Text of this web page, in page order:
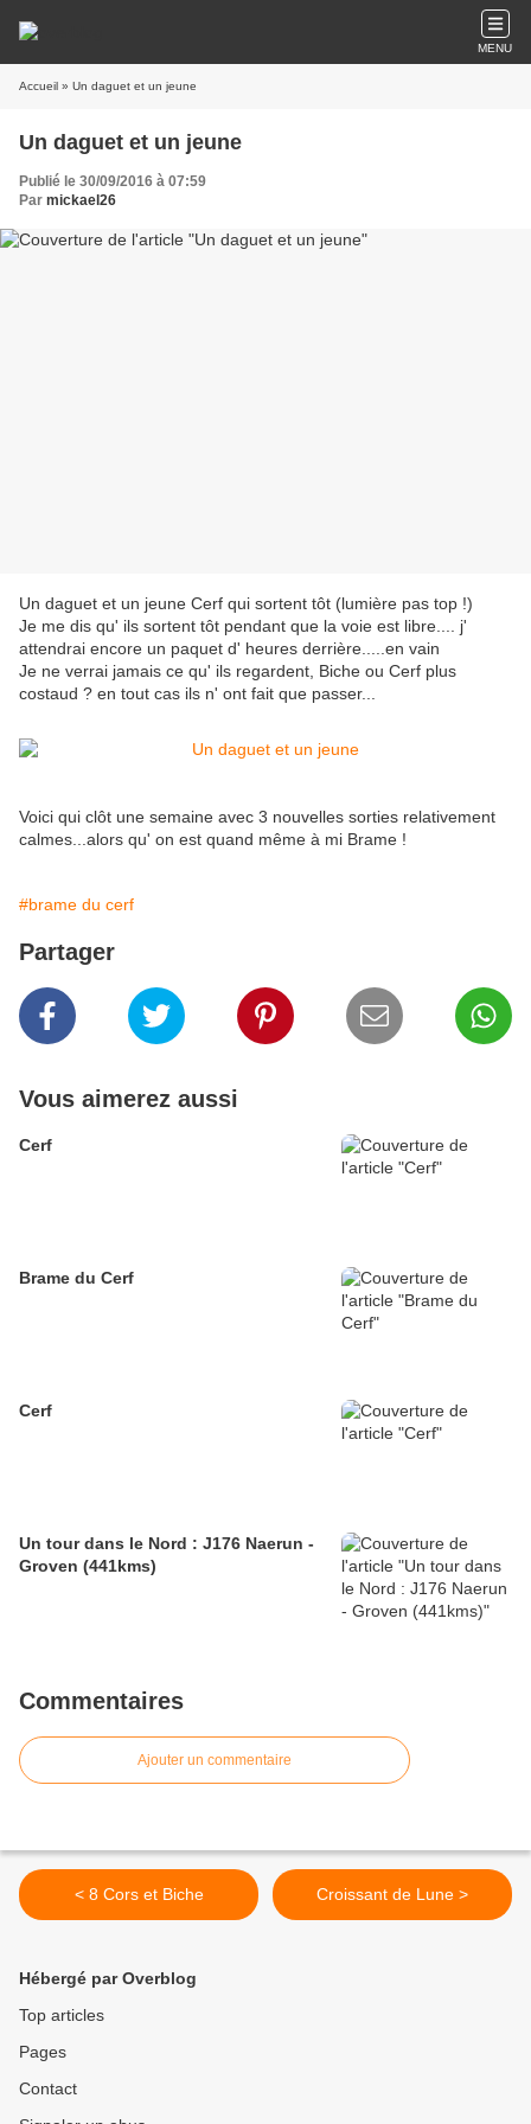
MENU
Accueil » Un daguet et un jeune
Un daguet et un jeune
Publié le 30/09/2016 à 07:59
Par mickael26
Un daguet et un jeune Cerf qui sortent tôt (lumière pas top !)
Je me dis qu' ils sortent tôt pendant que la voie est libre.... j'
attendrai encore un paquet d' heures derrière.....en vain
Je ne verrai jamais ce qu' ils regardent, Biche ou Cerf plus
costaud ? en tout cas ils n' ont fait que passer...
Voici qui clôt une semaine avec 3 nouvelles sorties relativement
calmes...alors qu' on est quand même à mi Brame !
#brame du cerf
Partager
Vous aimerez aussi
Cerf
Brame du Cerf
Cerf
Un tour dans le Nord : J176 Naerun -
Groven (441kms)
Commentaires
Ajouter un commentaire
< 8 Cors et Biche Croissant de Lune >
Hébergé par Overblog
Top articles
Pages
Contact